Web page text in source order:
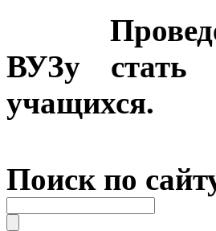
ВУЗу стать
учащихся.
Поиск по